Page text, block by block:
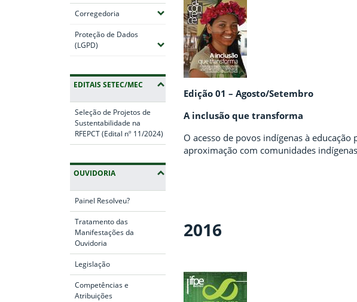
Corregedoria (Expandir submenus)
Proteção de Dados
(LGPD) (Expandir submenus)
EDITAIS SETEC/MEC
Seleção de Projetos de
Sustentabilidade na
RFEPCT (Edital nº 11/2024)
OUVIDORIA
Painel Resolveu?
Tratamento das
Manifestações da
Ouvidoria
Legislação
Competências e
Atribuições
Edição 01 – Agosto/Setembro
A inclusão que transforma
O acesso de povos indígenas à
aproximação com comunidades
2016